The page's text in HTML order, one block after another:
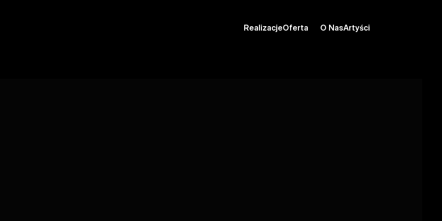
RealizacjeOferta O NasArtyści